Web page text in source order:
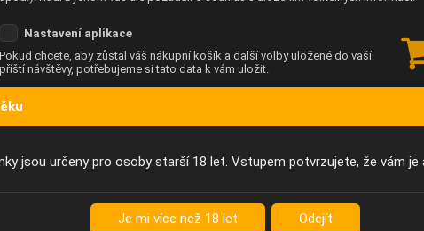
Nastavení aplikace
Pokud chcete, aby zůstal váš nákupní košík a další volby uložené do vaší
příští návštěvy, potřebujeme si tato data k vám uložit.
Analýza chování návštěvníků na webu (pohyb kurzoru, kliknutí, procházení
stránek a heatmapy), která provozovateli e-shopu Betelné škopek pomáhá
jsou určeny pro osoby starší 18 let. Vstupem potvrzujete, že vám je
Je mi více než 18 let Odejít